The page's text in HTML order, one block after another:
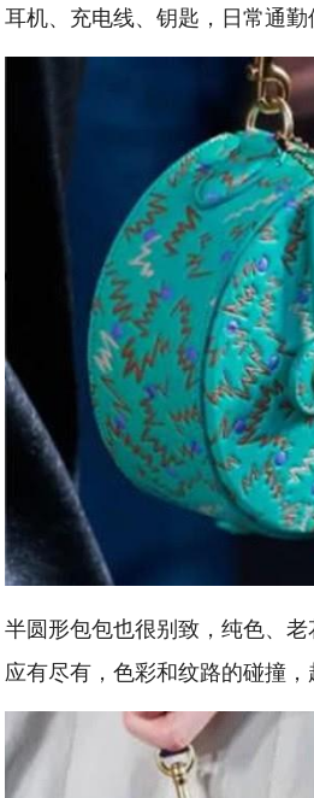
耳机、充电线、钥匙，日常通
半圆形包包也很别致，纯色、
应有尽有，色彩和纹路的碰撞，